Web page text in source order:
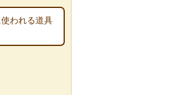
われる道具